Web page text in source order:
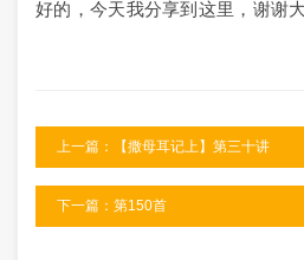
好的，今天我分享到这里，谢谢
上一篇：【撒母耳记上】第三十讲
下一篇：第150首